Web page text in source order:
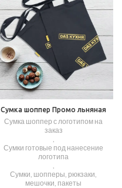
Сумка шоппер Промо льняная
Сумка шоппер с логотипом на
заказ
,
Сумки готовые под нанесение
логотипа
,
Сумки, шопперы, рюкзаки,
мешочки, пакеты